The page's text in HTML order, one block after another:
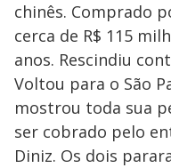
chinês. Comprado
cerca de R$ 115
anos. Rescindiu
Voltou para o São
mostrou toda sua
ser cobrado pelo
Diniz. Os dois